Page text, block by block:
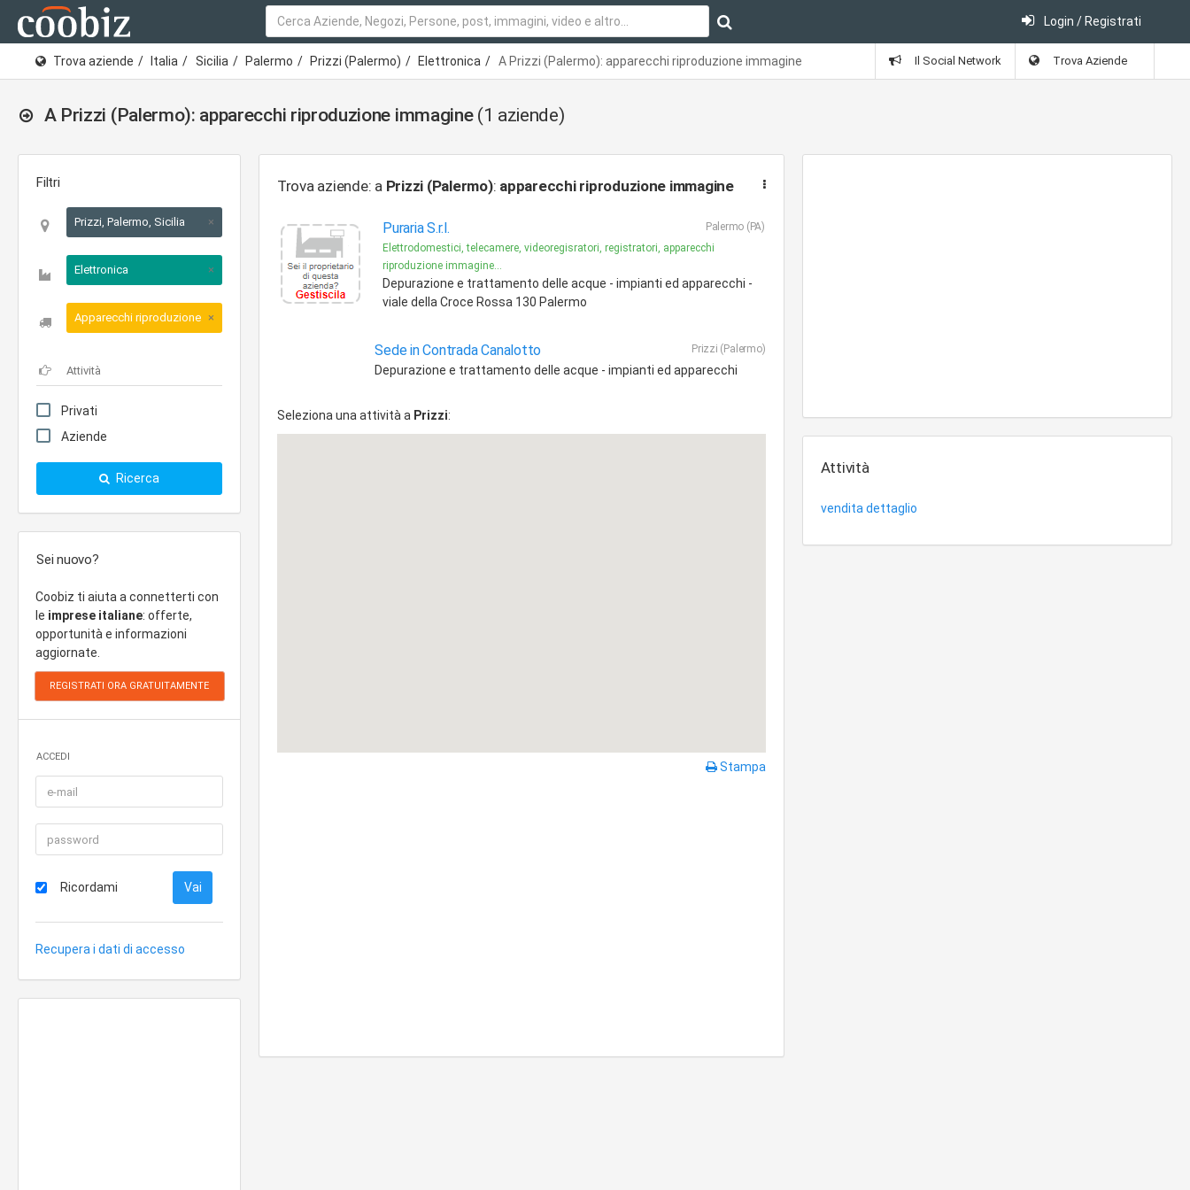
Login / Registrati
Trova aziende Italia Sicilia Palermo Prizzi (Palermo) Elettronica A Prizzi (Palermo): apparecchi riproduzione immagine Il Social Network Trova Aziende
A Prizzi (Palermo): apparecchi riproduzione immagine (1 aziende)
Filtri
Prizzi, Palermo, Sicilia ×
Elettronica ×
Apparecchi riproduzione immagine
×
Privati
Aziende
Ricerca
Sei nuovo?
Coobiz ti aiuta a connetterti con
le imprese italiane: offerte,
opportunità e informazioni
aggiornate.
ACCEDI
Ricordami
Recupera i dati di accesso
Trova aziende: a Prizzi (Palermo): apparecchi riproduzione immagine
Puraria S.r.l.
Palermo (PA)
Elettrodomestici, telecamere, videoregisratori, registratori, apparecchi
riproduzione immagine...
Depurazione e trattamento delle acque - impianti ed apparecchi -
viale della Croce Rossa 130 Palermo
Sede in Contrada Canalotto Prizzi (Palermo)
Depurazione e trattamento delle acque - impianti ed apparecchi
Seleziona una attività a Prizzi:
Stampa
Attività
vendita dettaglio